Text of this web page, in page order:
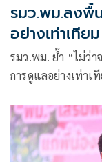
รมว.พม.ลงพื้
อย่างเท่าเที
ชุมชนเข้มแข็ง
รมว.พม. ย้ำ “ไม่ว่
การดูแลอย่างเท่าเ
ขณะ พอช. ชี้การพัฒ
พร้อมหนุนโครงกา